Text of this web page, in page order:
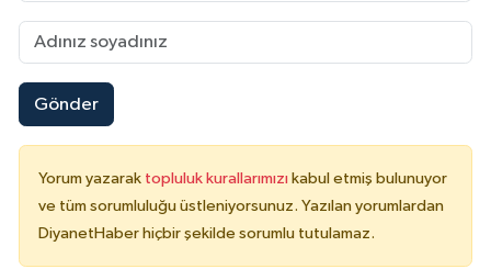
Gönder
Yorum yazarak topluluk kurallarımızı kabul etmiş bulunuyor
ve tüm sorumluluğu üstleniyorsunuz. Yazılan yorumlardan
DiyanetHaber hiçbir şekilde sorumlu tutulamaz.